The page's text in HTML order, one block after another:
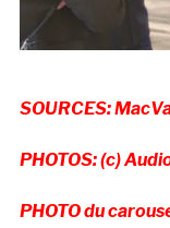
SOURCES:
PHOTOS: (c)
PHOTO du